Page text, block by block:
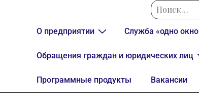
О предприятии Служба «одно
Обращения граждан и юридических лиц
Программные продукты Вакансии